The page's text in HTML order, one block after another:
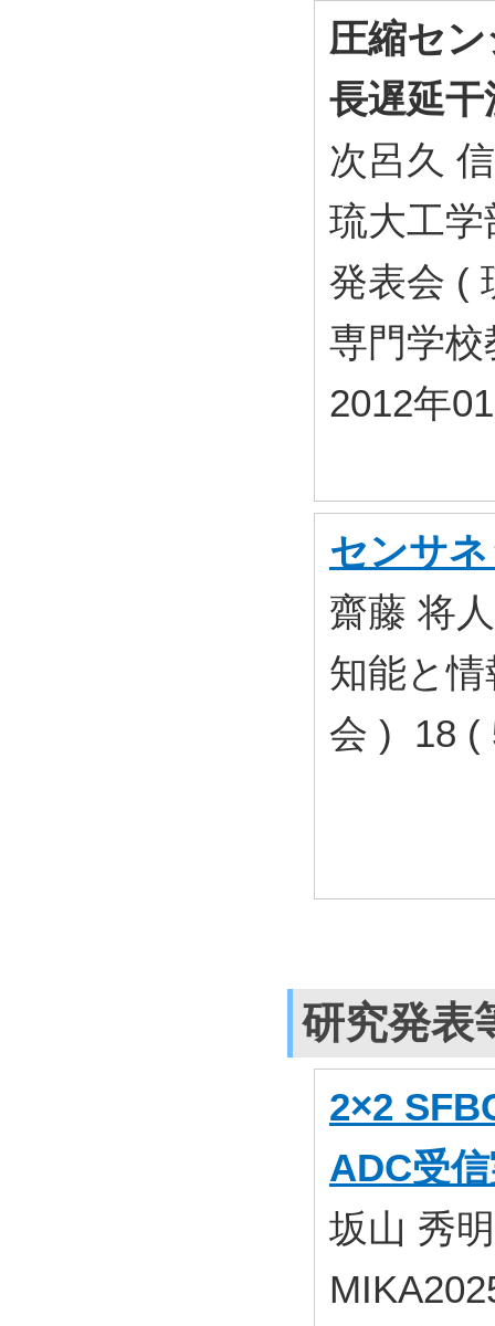
圧縮セ
長遅延
次呂久
琉大工
発表会 (
専門学
2012年
センサ
齋藤 将人
知能と
会 ) 18 (
研究発表
2×2
ADC受
坂山 秀